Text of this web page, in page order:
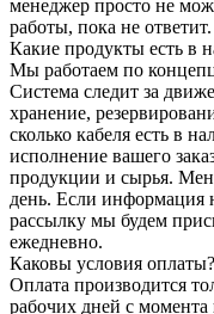
менеджер просто не
работы, пока не ответит.
Какие продукты есть в
Мы работаем по
Система следит за
хранение,
сколько кабеля есть в
исполнение вашего
продукции и сырья.
день. Если информация
рассылку мы будем
ежедневно.
Каковы условия оплаты?
Оплата производится
рабочих дней с момента